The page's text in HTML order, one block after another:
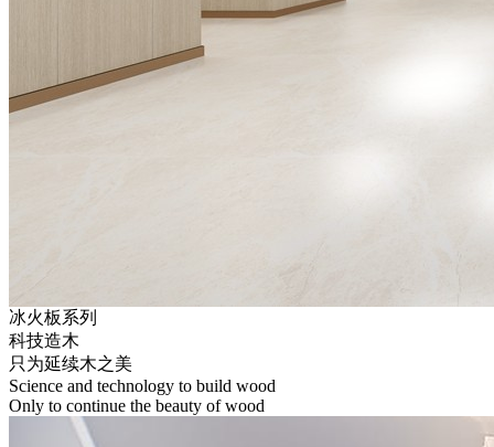
冰火板系列
科技造木
只为延续木之美
Science and technology to build wood
Only to continue the beauty of wood